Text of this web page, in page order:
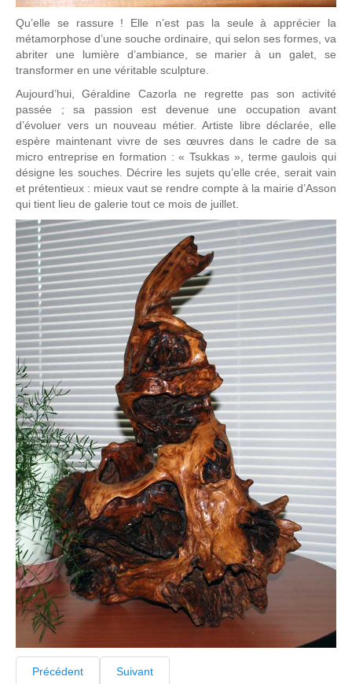
Qu’elle se rassure ! Elle n’est pas la seule à apprécier la
métamorphose d’une souche ordinaire, qui selon ses formes, va
abriter une lumière d’ambiance, se marier à un galet, se
transformer en une véritable sculpture.
Aujourd’hui, Géraldine Cazorla ne regrette pas son activité
passée ; sa passion est devenue une occupation avant
d’évoluer vers un nouveau métier. Artiste libre déclarée, elle
espère maintenant vivre de ses œuvres dans le cadre de sa
micro entreprise en formation : « Tsukkas », terme gaulois qui
désigne les souches. Décrire les sujets qu’elle crée, serait vain
et prétentieux : mieux vaut se rendre compte à la mairie d’Asson
qui tient lieu de galerie tout ce mois de juillet.
Précédent Suivant